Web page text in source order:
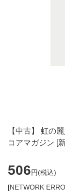
【中古】 虹の
コアマガジン [
506円(税込)
[NETWORK